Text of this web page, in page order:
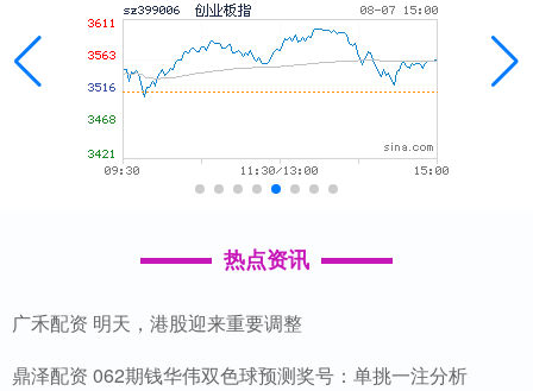
热点资讯
广禾配资 明天，港股迎来重要调整
鼎泽配资 062期钱华伟双色球预测奖号：单挑一注分析